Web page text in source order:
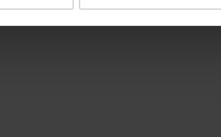
Over ons Doneer nu Disclaimer Contact